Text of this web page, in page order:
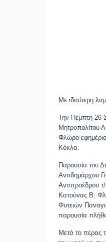
Με ιδιαίτερη
Την Πεμπτη 26
Μητροπολίτου
Φλώρο
Κόκλα.
Παρουσία του
Αντιδημάρχου
Αντιπροέδρου
Κατούνας Β.
Φυτειών
παρουσία
Μετά το πέρας